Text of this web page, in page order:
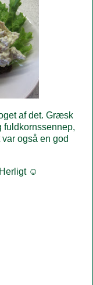
af det. Græsk
fuldkornssennep,
også en god
☺